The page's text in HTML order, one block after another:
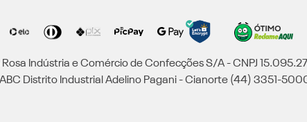
Indústria e Comércio de Confecções S/A - CNPJ
Distrito Industrial Adelino Pagani - Cianorte (44) 3351-